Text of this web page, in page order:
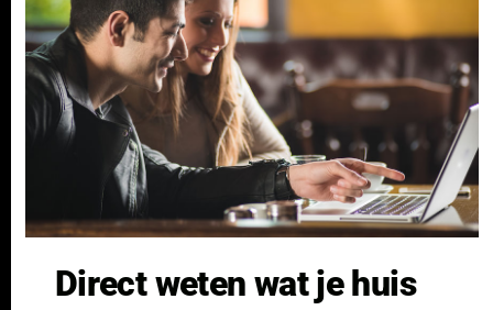
NVM Voorwaarden
Professionele Opdrachtgevers
Hypotheek
Verzekeren
Links
Ibiza Real Estate BDK
NieuwWonenUtrecht
Zuijdplas | De Keizer
Bedrijfsmakelaars
Kennisbank
Direct weten wat je huis